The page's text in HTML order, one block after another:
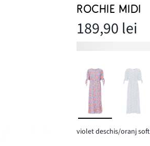
ROCHIE MIDI
189,90 lei
violet deschis/oranj